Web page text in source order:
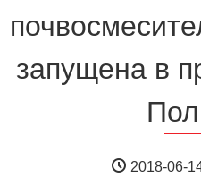
запущена в
2018-06-